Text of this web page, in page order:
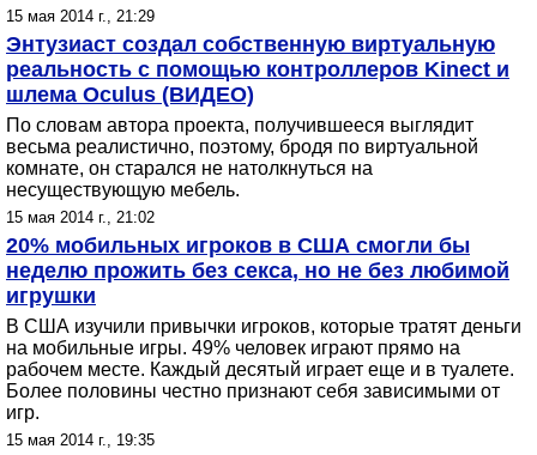
15 мая 2014 г., 21:29
Энтузиаст создал собственную виртуальную
реальность с помощью контроллеров Kinect и
шлема Oculus (ВИДЕО)
По словам автора проекта, получившееся выглядит
весьма реалистично, поэтому, бродя по виртуальной
комнате, он старался не натолкнуться на
несуществующую мебель.
15 мая 2014 г., 21:02
20% мобильных игроков в США смогли бы
неделю прожить без секса, но не без любимой
игрушки
В США изучили привычки игроков, которые тратят деньги
на мобильные игры. 49% человек играют прямо на
рабочем месте. Каждый десятый играет еще и в туалете.
Более половины честно признают себя зависимыми от
игр.
15 мая 2014 г., 19:35